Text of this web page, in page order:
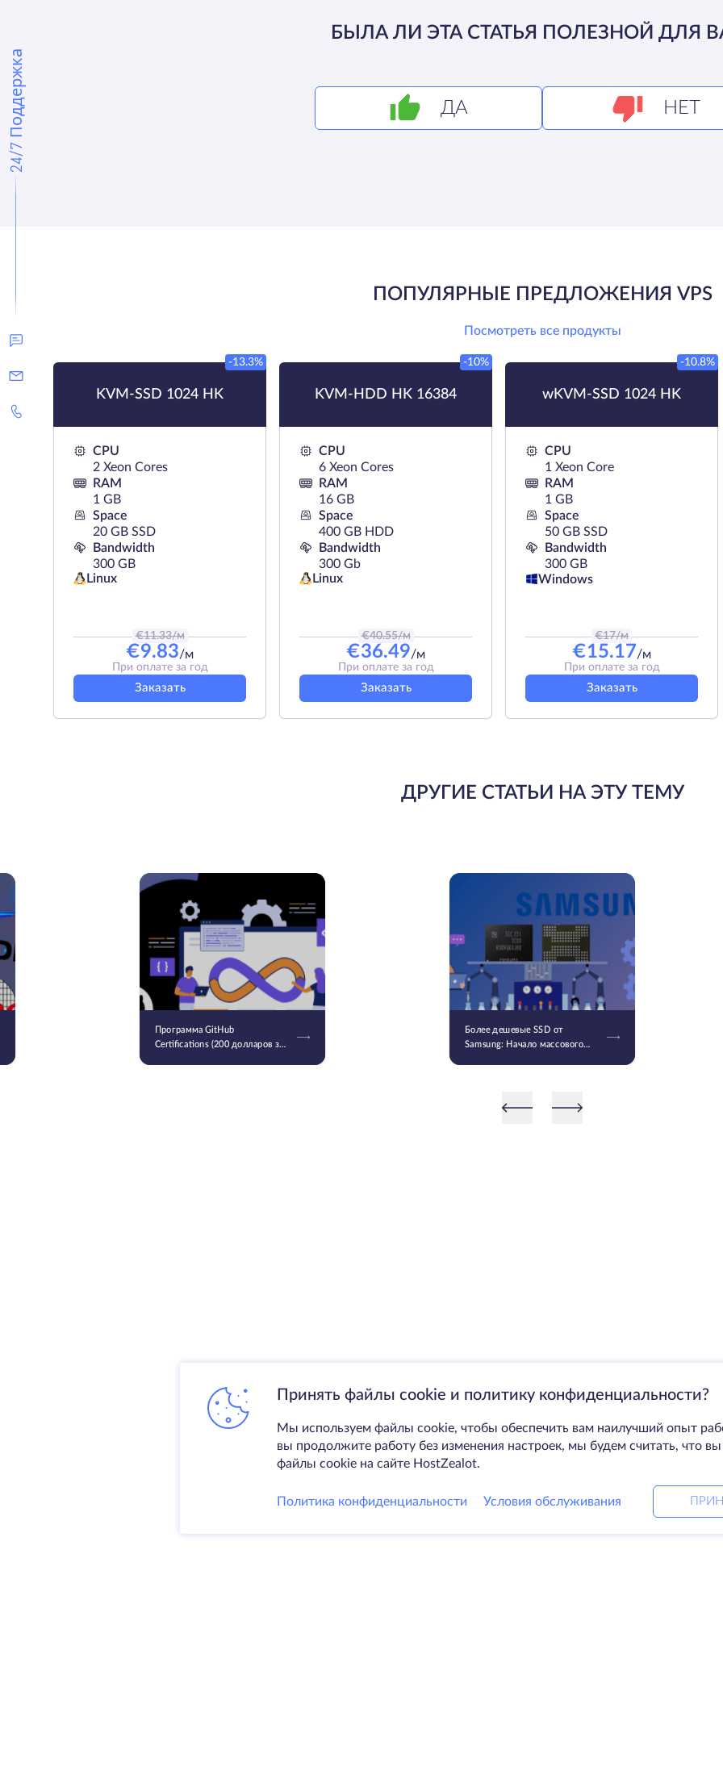
24/7 Поддержка
БЫЛА ЛИ ЭТА СТАТЬЯ ПОЛЕЗНОЙ ДЛЯ
ДА НЕТ
ПОПУЛЯРНЫЕ ПРЕДЛОЖЕНИЯ VPS
Посмотреть все продукты
KVM-SSD 1024 HK
-13.3%
CPU
2 Xeon Cores
RAM
1 GB
Space
20 GB SSD
Bandwidth
300 GB
Linux
€11.33/м
€9.83/м
При оплате за год
Заказать
KVM-HDD HK 16384
-10%
CPU
6 Xeon Cores
RAM
16 GB
Space
400 GB HDD
Bandwidth
300 Gb
Linux
€40.55/м
€36.49/м
При оплате за год
Заказать
wKVM-SSD 1024 HK
-10.8%
CPU
1 Xeon Core
RAM
1 GB
Space
50 GB SSD
Bandwidth
300 GB
Windows
€17/м
€15.17/м
При оплате за год
Заказать
ДРУГИЕ СТАТЬИ НА ЭТУ ТЕМУ
Программа GitHub
Certifications (200 долларов за
Более дешевые SSD от
Samsung: Начало массового
Принять файлы cookie и политику конфиденциальности?
Мы используем файлы cookie, чтобы обеспечить вам наилучший опыт
вы продолжите работу без изменения настроек, мы будем считать, что вы
файлы cookie на сайте HostZealot.
Политика конфиденциальности Условия обслуживания